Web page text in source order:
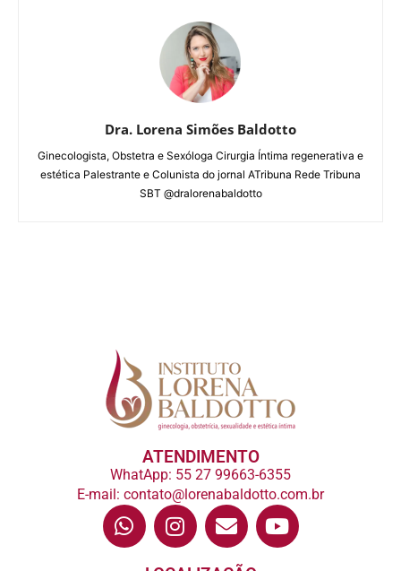
Dra. Lorena Simões Baldotto
Ginecologista, Obstetra e Sexóloga Cirurgia Íntima regenerativa e
estética Palestrante e Colunista do jornal ATribuna Rede Tribuna
SBT @dralorenabaldotto
ATENDIMENTO
WhatApp: 55 27 99663-6355
E-mail: contato@lorenabaldotto.com.br